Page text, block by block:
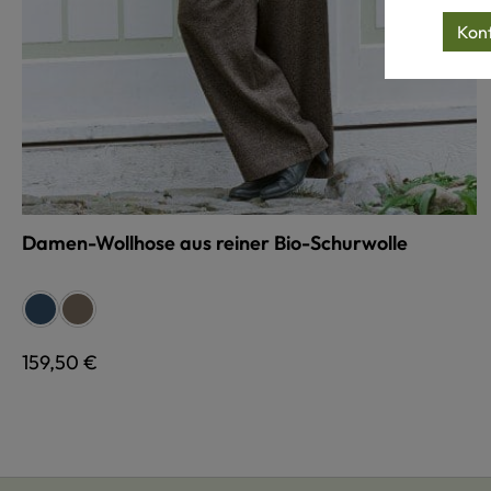
Damen-Wollhose aus reiner Bio-Schurwolle
Farbeauswählen
jeans braunmeliert
Regulärer Preis:
159,50 €